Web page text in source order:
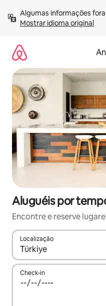
para
Mostrar idioma original
Aluguéis por
Encontre e reserve
Localização
Quando os resultados
Check-in